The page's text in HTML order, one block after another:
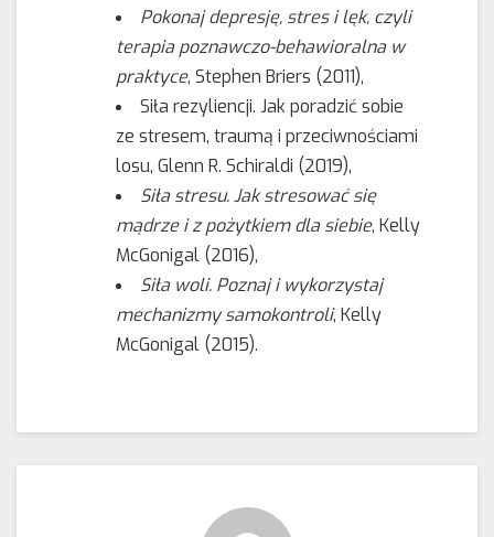
Pokonaj depresję, stres i lęk, czyli
terapia poznawczo-behawioralna w
praktyce, Stephen Briers (2011),
Siła rezyliencji. Jak poradzić sobie
ze stresem, traumą i przeciwnościami
losu, Glenn R. Schiraldi (2019),
Siła stresu. Jak stresować się
mądrze i z pożytkiem dla siebie, Kelly
McGonigal (2016),
Siła woli. Poznaj i wykorzystaj
mechanizmy samokontroli, Kelly
McGonigal (2015).